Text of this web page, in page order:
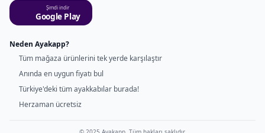
Şimdi indir
Google Play
Neden Ayakapp?
Tüm mağaza ürünlerini tek yerde karşılaştır
Anında en uygun fiyatı bul
Türkiye'deki tüm ayakkabılar burada!
Herzaman ücretsiz